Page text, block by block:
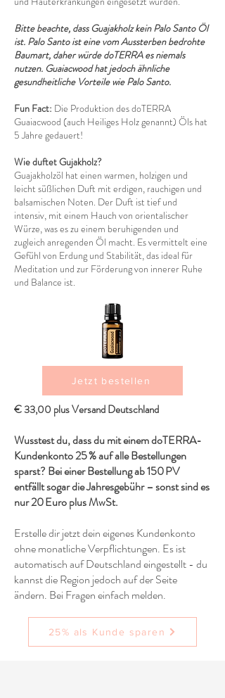
Bitte beachte, dass Guajakholz kein Palo Santo Öl
ist. Palo Santo ist eine vom Aussterben bedrohte
Baumart, daher würde doTERRA es niemals
nutzen. Guaiacwood hat jedoch ähnliche
gesundheitliche Vorteile wie Palo Santo.
Fun Fact: Die Produktion des doTERRA
Guaiacwood (auch Heiliges Holz genannt) Öls hat
5 Jahre gedauert!
Wie duftet Gujakholz?
Guajakholzöl hat einen warmen, holzigen und
leicht süßlichen Duft mit erdigen, rauchigen und
balsamischen Noten. Der Duft ist tief und
intensiv, mit einem Hauch von orientalischer
Würze, was es zu einem beruhigenden und
zugleich anregenden Öl macht. Es vermittelt eine
Gefühl von Erdung und Stabilität, das ideal für
Meditation und zur Förderung von innerer Ruhe
und Balance ist.
Jetzt bestellen
€ 33,00 plus Versand Deutschland
Wusstest du, dass du mit einem doTERRA-
Kundenkonto 25 % auf alle Bestellungen
sparst? Bei einer Bestellung ab 150 PV
entfällt sogar die Jahresgebühr – sonst sind es
nur 20 Euro plus MwSt.
Erstelle dir jetzt dein eigenes Kundenkonto
ohne monatliche Verpflichtungen. Es ist
automatisch auf Deutschland eingestellt - du
kannst die Region jedoch auf der Seite
ändern. Bei Fragen einfach melden.
25% als Kunde sparen